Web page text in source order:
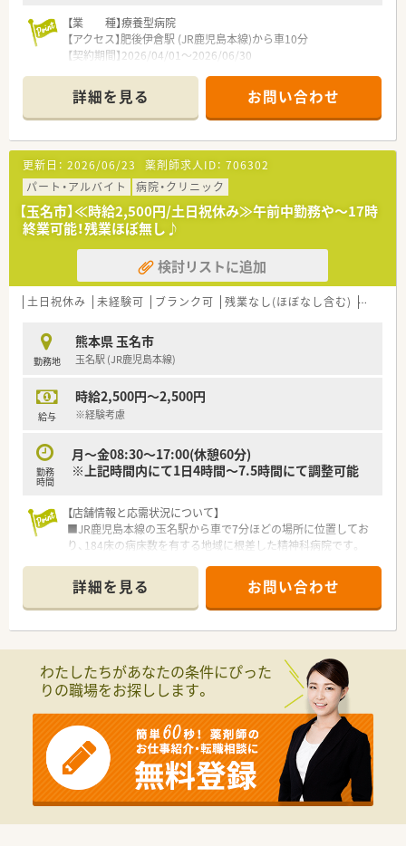
れます。
【業 種】療養型病院
【アクセス】肥後伊倉駅 (JR鹿児島本線)から車10分
【契約期間】2026/04/01～2026/06/30
【勤務時間】
月～金08:30～17:30(休憩60分)
※週5日勤務
【診療科目】内科,呼吸器科,循環器科,消化器科神経内科、歯科
<病院内薬剤科>
薬剤師:常勤1名、パート3名
助手:3名
<老健施設>
薬剤師:常勤1名
********************************
＼手厚いサポートが魅力のファルマスタッフ／
■万全のサポート体制：2名体制で担当がつきしっかりサポート！
■各種保険を完備：社会保険(週20時間以上)/雇用保険/薬剤師賠
■充実の休暇制度：有給休暇(6ヶ月以上勤務)、夏季休暇、慶弔休
暇など
まずはお気軽にお問い合わせください。
詳細を見る お問い合わせ
更新日： 2026/06/23 薬剤師求人ID： 706302
パート・アルバイト
病院・クリニック
【玉名市】≪時給2,500円/土日祝休み≫午前中勤務や～17時
終業可能！残業ほぼ無し♪
検討リストに追加
土日祝休み 未経験可 ブランク可 残業なし(ほぼなし含む) 転勤な
勤務地
熊本県 玉名市
玉名駅 (JR鹿児島本線)
給与
時給2,500円～2,500円
※経験考慮
勤務
時間
月～金08:30～17:00(休憩60分)
※上記時間内にて1日4時間～7.5時間にて調整可能
【店舗情報と応需状況について】
■JR鹿児島本線の玉名駅から車で7分ほどの場所に位置してお
り、184床の病床数を有する地域に根差した精神科病院です。
入院患者様への調剤や服薬指導が中心の業務内容となります。
■2026年3月現在は薬剤師2名体制で運営されており、処方箋枚
数に応じて無理のないペースで業務に取り組める環境です。
■今回は欠員補充による急募の案件であり、即戦力として貢献い
ただける方はもちろん、未経験の方の応募も歓迎しています。
■精神科医療に興味があり、患者様に寄り添った丁寧な服薬指導
やコミュニケーションを大切にできる方を求めております。
■チーム医療を重視しているため、医師や看護師など他職種と連
携しながら、柔軟に業務を遂行できる協調性のある方が理想で
す。
【法人特徴について】
■「生命だけは平等だ」という理念を掲げ、福岡県南部から熊本
県北部の地域において医療と介護のトータルケアを提供しま
詳細を見る お問い合わせ
わたしたちがあなたの条件にぴった
りの職場をお探しします。